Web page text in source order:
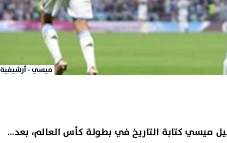
ميسي - أرشيفية
ميسي كتابة التاريخ في بطولة كأس العالم، بعدما